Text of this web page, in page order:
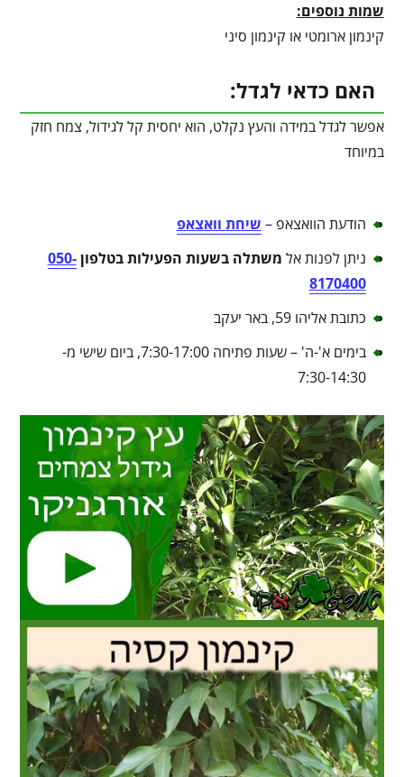
שמות נוספים:
קינמון ארומטי או קינמון סיני
האם כדאי לגדל:
אפשר לגדל במידה והעץ נקלט, הוא יחסית קל לגידול, צמח חזק
במיוחד
הודעת הוואצאפ – שיחת וואצאפ
ניתן לפנות אל משתלה בשעות הפעילות בטלפון050-
8170400
כתובת אליהו 59, באר יעקב
בימים א'-ה' – שעות פתיחה 7:30-17:00, ביום שישי מ-
7:30-14:30